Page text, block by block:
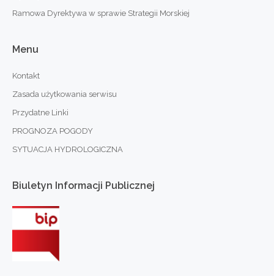
Ramowa Dyrektywa w sprawie Strategii Morskiej
Menu
Kontakt
Zasada użytkowania serwisu
Przydatne Linki
PROGNOZA POGODY
SYTUACJA HYDROLOGICZNA
Biuletyn Informacji Publicznej